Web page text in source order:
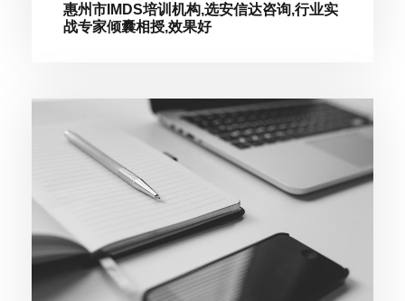
惠州市IMDS培训机构,选安信达咨询,行业实
战专家倾囊相授,效果好